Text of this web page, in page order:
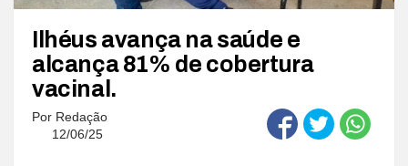
Ilhéus avança na saúde e
alcança 81% de cobertura
vacinal.
Por Redação
12/06/25